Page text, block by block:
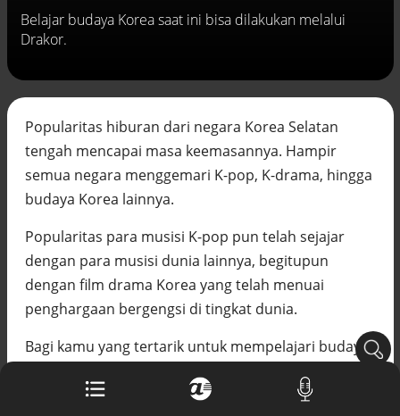
Belajar budaya Korea saat ini bisa dilakukan melalui
Drakor.
Popularitas hiburan dari negara Korea Selatan
tengah mencapai masa keemasannya. Hampir
semua negara menggemari K-pop, K-drama, hingga
budaya Korea lainnya.
Popularitas para musisi K-pop pun telah sejajar
dengan para musisi dunia lainnya, begitupun
dengan film drama Korea yang telah menuai
penghargaan bergengsi di tingkat dunia.
Bagi kamu yang tertarik untuk mempelajari budaya
secara asik melalui film-film Korea. Dikutip langsung
Buku berusia 900 tahun ditemukan di
Alinea.id - Peristiwa
Akar persoalan berulangnya kekerasan
terhadap PMI di Malaysia
Alinea.id - Peristiwa
DPR minta penerbitan sertifikat pagar
laut diproses hukum
Mungkinkah duet Anies-Ahok terealisasi
di Pilpres 2029?
Alinea.id - Politik
imbau masyarakat hormati proses
Alinea.id - Peristiwa